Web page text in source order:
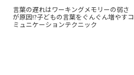
言葉の遅れはワーキングメモリーの弱さ
が原因!?子どもの言葉をぐんぐん増やすコ
ミュニケーションテクニック